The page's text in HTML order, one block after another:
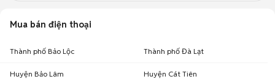
Mua bán điện thoại
Thành phố Bảo Lộc Thành phố Đà Lạt
Huyện Bảo Lâm Huyện Cát Tiên